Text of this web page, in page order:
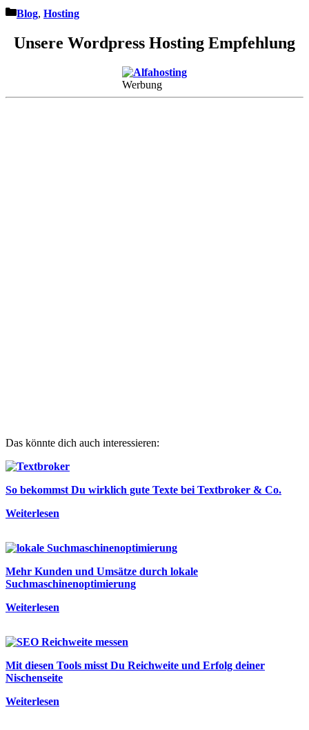
Kategorien
Blog, Hosting
Unsere Wordpress Hosting Empfehlung
Werbung
Das könnte dich auch interessieren:
So bekommst Du wirklich gute Texte bei Textbroker & Co.
Weiterlesen
Mehr Kunden und Umsätze durch lokale
Suchmaschinenoptimierung
Weiterlesen
Mit diesen Tools misst Du Reichweite und Erfolg deiner
Nischenseite
Weiterlesen